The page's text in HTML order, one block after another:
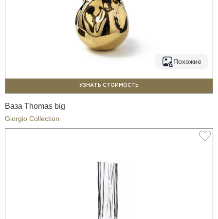
Похожие
УЗНАТЬ СТОИМОСТЬ
Ваза Thomas big
Giorgio Collection